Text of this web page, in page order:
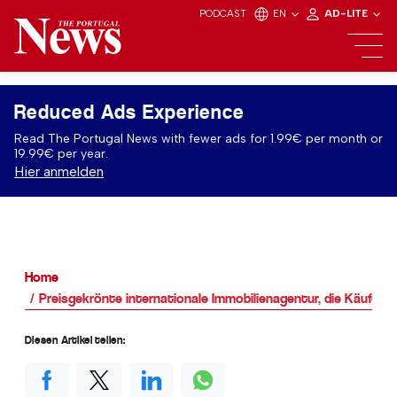
PODCAST EN AD-LITE
Reduced Ads Experience
Read The Portugal News with fewer ads for 1.99€ per month or
19.99€ per year.
Hier anmelden
Home
Preisgekrönte internationale Immobilienagentur, die
Diesen Artikel teilen: